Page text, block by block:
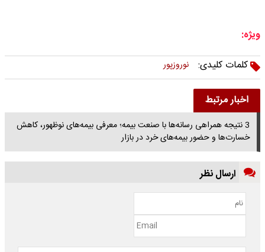
ویژه:
کلمات کلیدی:
نوروزپور
اخبار مرتبط
3 نتیجه همراهی رسانه‌ها با صنعت بیمه؛ معرفی بیمه‌‌های نوظهور، کاهش
خسارت‌ها و حضور بیمه‌های خرد در بازار
ارسال نظر